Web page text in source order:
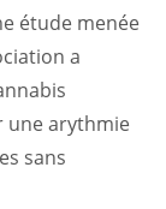
étude menée
a
une arythmie
sans